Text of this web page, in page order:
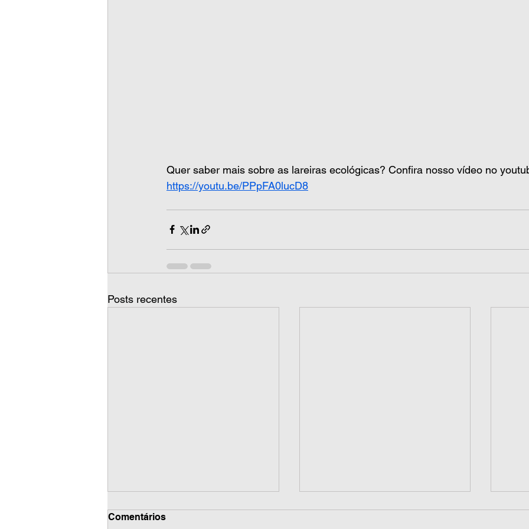
Quer saber mais sobre as lareiras ecológicas? Confira nosso vídeo no
https://youtu.be/PPpFA0lucD8
Posts recentes
Comentários